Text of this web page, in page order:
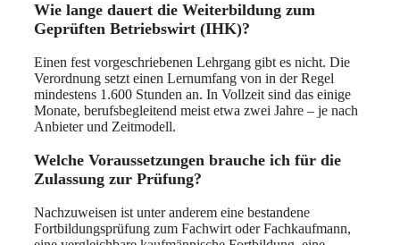
Wie lange dauert die Weiterbildung zum
Geprüften Betriebswirt (IHK)?
Einen fest vorgeschriebenen Lehrgang gibt es nicht. Die
Verordnung setzt einen Lernumfang von in der Regel
mindestens 1.600 Stunden an. In Vollzeit sind das einige
Monate, berufsbegleitend meist etwa zwei Jahre – je nach
Anbieter und Zeitmodell.
Welche Voraussetzungen brauche ich für die
Zulassung zur Prüfung?
Nachzuweisen ist unter anderem eine bestandene
Fortbildungsprüfung zum Fachwirt oder Fachkaufmann,